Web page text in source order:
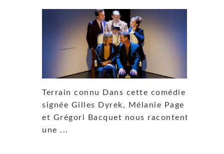
Terrain connu Dans cette comédie
signée Gilles Dyrek, Mélanie Page
et Grégori Bacquet nous racontent
une ...